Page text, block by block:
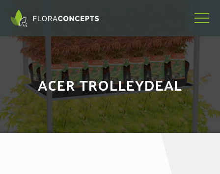
ACER TROLLEYDEAL